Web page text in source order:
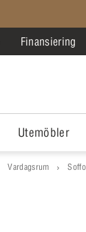
Finansiering
Utemöbler
Vardagsrum